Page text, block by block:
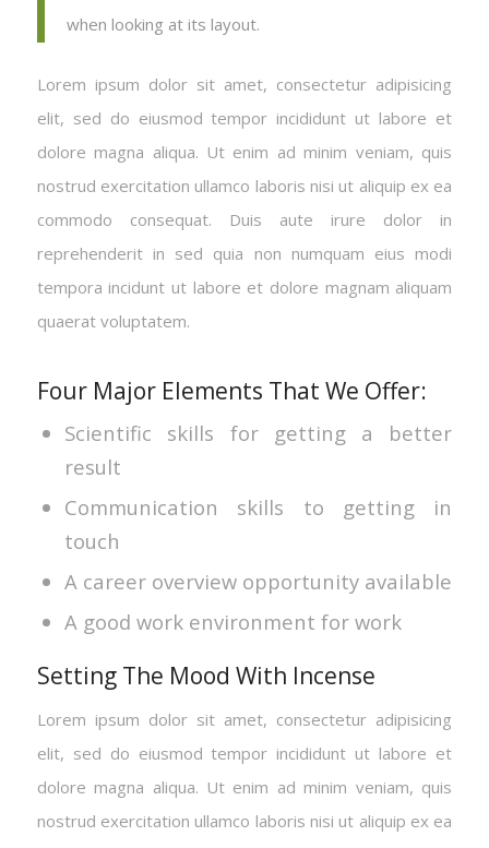
when looking at its layout.
Lorem ipsum dolor sit amet, consectetur adipisicing
elit, sed do eiusmod tempor incididunt ut labore et
dolore magna aliqua. Ut enim ad minim veniam, quis
nostrud exercitation ullamco laboris nisi ut aliquip ex ea
commodo consequat. Duis aute irure dolor in
reprehenderit in sed quia non numquam eius modi
tempora incidunt ut labore et dolore magnam aliquam
quaerat voluptatem.
Four Major Elements That We Offer:
Scientific skills for getting a better
result
Communication skills to getting in
touch
A career overview opportunity available
A good work environment for work
Setting The Mood With Incense
Lorem ipsum dolor sit amet, consectetur adipisicing
elit, sed do eiusmod tempor incididunt ut labore et
dolore magna aliqua. Ut enim ad minim veniam, quis
nostrud exercitation ullamco laboris nisi ut aliquip ex ea